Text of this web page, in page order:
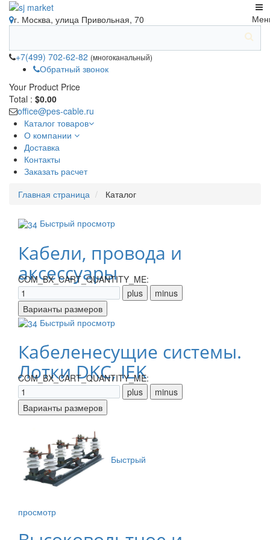
г. Москва, улица Привольная, 70
+7(499) 702-62-82 (многоканальный)
Обратный звонок
Your Product Price
Total : $0.00
office@pes-cable.ru
Каталог товаров
О компании
Доставка
Контакты
Заказать расчет
Главная страница Каталог
Быстрый просмотр
Кабели, провода и
аксессуары
COM_BX_CART_QUANTITY_ME:
Быстрый просмотр
Кабеленесущие системы.
Лотки DKC, IEK
COM_BX_CART_QUANTITY_ME:
Быстрый
просмотр